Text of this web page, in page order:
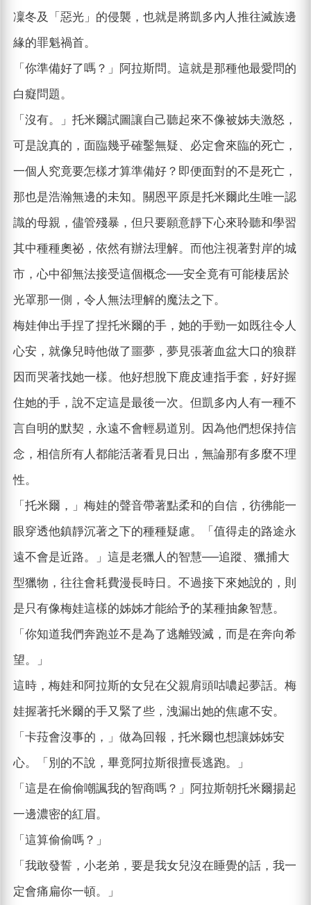
凜冬及「惡光」的侵襲，也就是將凱多內人推往滅族邊
緣的罪魁禍首。
「你準備好了嗎？」阿拉斯問。這就是那種他最愛問的
白癡問題。
「沒有。」托米爾試圖讓自己聽起來不像被姊夫激怒，
可是說真的，面臨幾乎確鑿無疑、必定會來臨的死亡，
一個人究竟要怎樣才算準備好？即便面對的不是死亡，
那也是浩瀚無邊的未知。關恩平原是托米爾此生唯一認
識的母親，儘管殘暴，但只要願意靜下心來聆聽和學習
其中種種奧祕，依然有辦法理解。而他注視著對岸的城
市，心中卻無法接受這個概念──安全竟有可能棲居於
光罩那一側，令人無法理解的魔法之下。
梅娃伸出手捏了捏托米爾的手，她的手勁一如既往令人
心安，就像兒時他做了噩夢，夢見張著血盆大口的狼群
因而哭著找她一樣。他好想脫下鹿皮連指手套，好好握
住她的手，說不定這是最後一次。但凱多內人有一種不
言自明的默契，永遠不會輕易道別。因為他們想保持信
念，相信所有人都能活著看見日出，無論那有多麼不理
性。
「托米爾，」梅娃的聲音帶著點柔和的自信，彷彿能一
眼穿透他鎮靜沉著之下的種種疑慮。「值得走的路途永
遠不會是近路。」這是老獵人的智慧──追蹤、獵捕大
型獵物，往往會耗費漫長時日。不過接下來她說的，則
是只有像梅娃這樣的姊姊才能給予的某種抽象智慧。
「你知道我們奔跑並不是為了逃離毀滅，而是在奔向希
望。」
這時，梅娃和阿拉斯的女兒在父親肩頭咕噥起夢話。梅
娃握著托米爾的手又緊了些，洩漏出她的焦慮不安。
「卡菈會沒事的，」做為回報，托米爾也想讓姊姊安
心。「別的不說，畢竟阿拉斯很擅長逃跑。」
「這是在偷偷嘲諷我的智商嗎？」阿拉斯朝托米爾揚起
一邊濃密的紅眉。
「這算偷偷嗎？」
「我敢發誓，小老弟，要是我女兒沒在睡覺的話，我一
定會痛扁你一頓。」